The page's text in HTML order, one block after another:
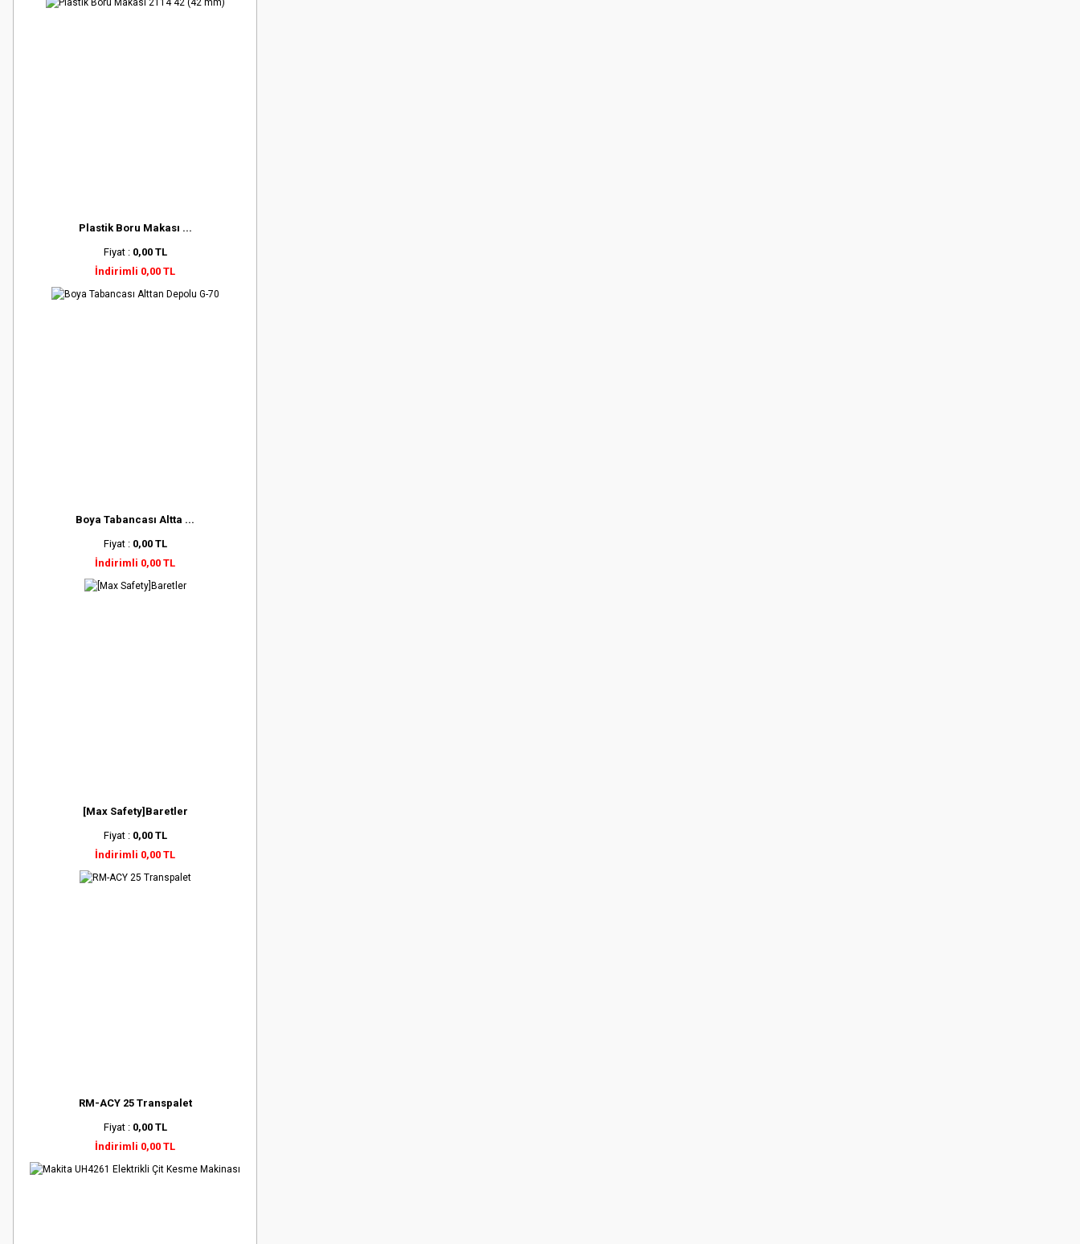
Plastik Boru Makası ...
Fiyat : 0,00 TL
İndirimli 0,00 TL
Boya Tabancası Altta ...
Fiyat : 0,00 TL
İndirimli 0,00 TL
[Max Safety]Baretler
Fiyat : 0,00 TL
İndirimli 0,00 TL
RM-ACY 25 Transpalet
Fiyat : 0,00 TL
İndirimli 0,00 TL